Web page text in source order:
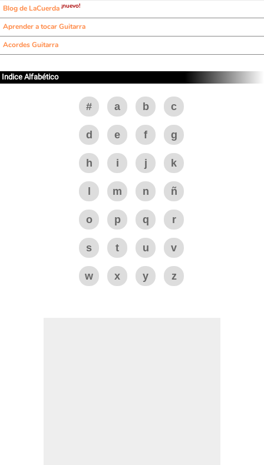
Blog de LaCuerda ¡nuevo!
Aprender a tocar Guitarra
Acordes Guitarra
Indice Alfabético
# a b c
d e f g
h i j k
m n ñ
o p q r
s t u v
w x y z